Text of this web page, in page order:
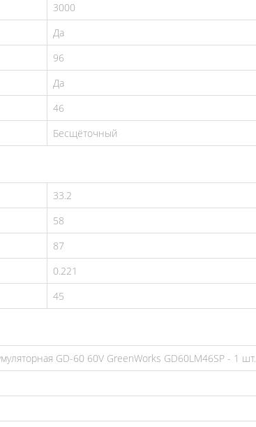
3000
Да
96
Да
46
Бесщёточный
33.2
58
87
0.221
45
GD-60 60V GreenWorks GD60LM46SP - 1 шт.